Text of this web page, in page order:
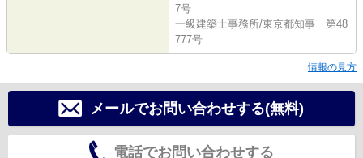
7号
一級建築士事務所/東京都知事 第48
777号
情報の見方
メールでお問い合わせする(無料)
電話でお問い合わせする